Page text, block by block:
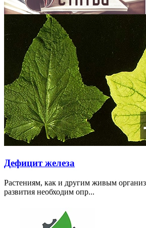
Дефицит железа
Растениям, как и другим живым
развития необходим опр...